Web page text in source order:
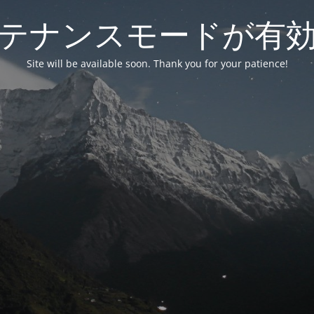
ナンスモードが有
Site will be available soon. Thank you for your patience!